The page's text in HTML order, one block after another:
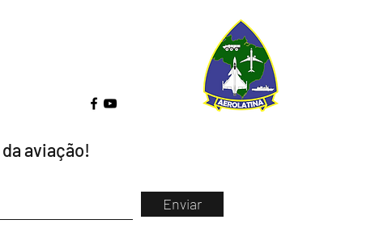
aviação!
Enviar